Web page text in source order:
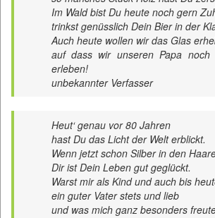
Im Wald bist Du heute noch gern
trinkst genüsslich Dein Bier in der
Auch heute wollen wir das Glas
auf dass wir unseren Papa noch
erleben!
unbekannter Verfasser
Heut‘ genau vor 80 Jahren
hast Du das Licht der Welt erblickt.
Wenn jetzt schon Silber in den
Dir ist Dein Leben gut geglückt.
Warst mir als Kind und auch bis
ein guter Vater stets und lieb
und was mich ganz besonders